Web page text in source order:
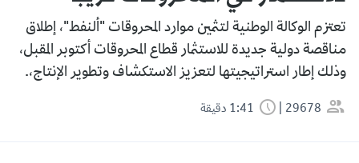
تعتزم الوكالة الوطنية لتثمين موارد المحروقات "ألنفط"، إطلاق
مناقصة دولية جديدة للاستثمار قطاع المحروقات أكتوبر المقبل،
وذلك إطار استراتيجيتها لتعزيز الاستكشاف وتطوير الإنتاج،.
29678